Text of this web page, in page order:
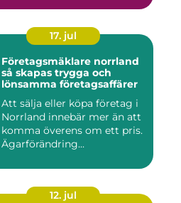
17. jul
Företagsmäklare norrland
så skapas trygga och
lönsamma företagsaffärer
Att sälja eller köpa företag i
Norrland innebär mer än att
komma överens om ett pris.
Ägarförändring...
12. jul